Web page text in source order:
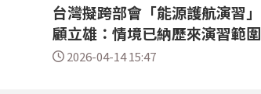
台灣擬跨部會「能源護航演習」
顧立雄：情境已納歷來演習範圍
2026-04-14 15:47